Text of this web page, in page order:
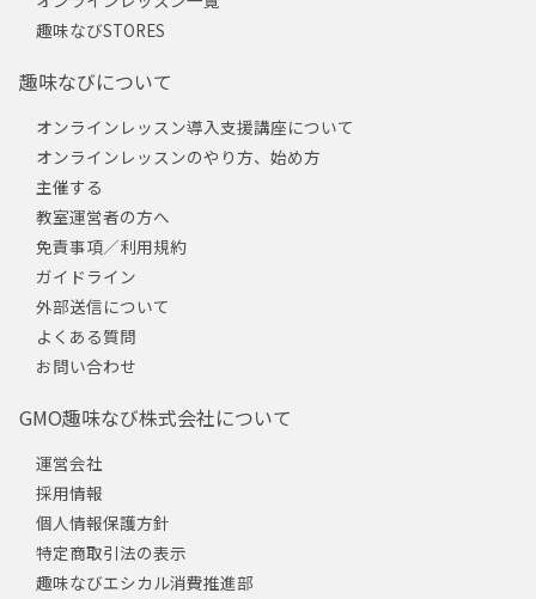
趣味なびSTORES
趣味なびについて
オンラインレッスン導入支援講座について
オンラインレッスンのやり方、始め方
主催する
教室運営者の方へ
免責事項／利用規約
ガイドライン
外部送信について
よくある質問
お問い合わせ
GMO趣味なび株式会社について
運営会社
採用情報
個人情報保護方針
特定商取引法の表示
趣味なびエシカル消費推進部